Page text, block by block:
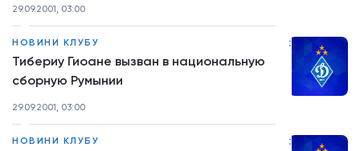
29.09.2001, 03:00
:
НОВИНИ КЛУБУ
Тибериу Гиоане вызван в национальную
сборную Румынии
29.09.2001, 03:00
:
НОВИНИ КЛУБУ